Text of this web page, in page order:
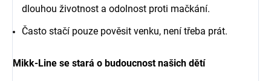
dlouhou životnost a odolnost proti mačkání.
Často stačí pouze pověsit venku, není třeba prát.
Mikk-Line se stará o budoucnost našich dětí